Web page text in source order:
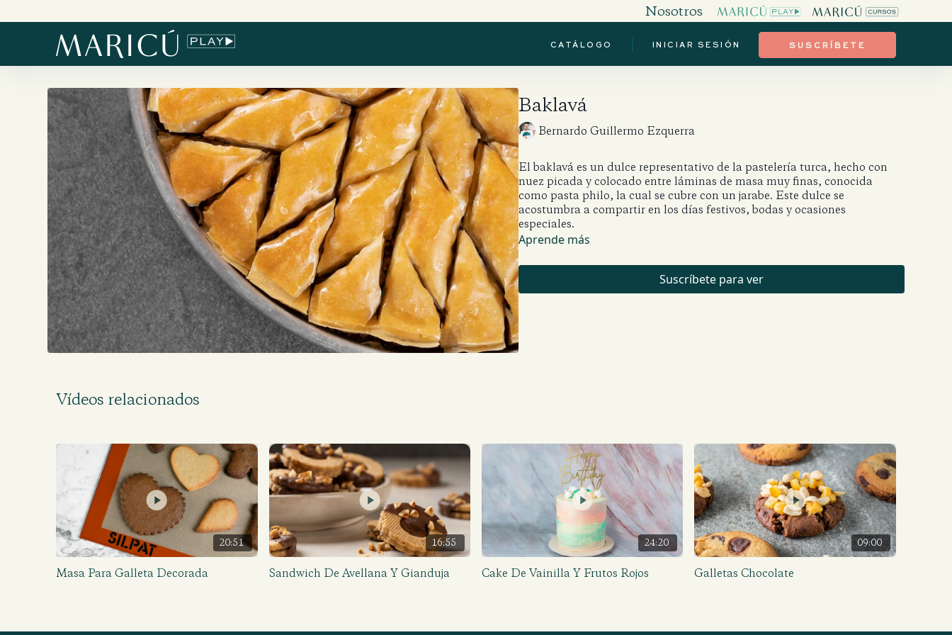
Nosotros
CATÁLOGO INICIAR SESIÓN SUSCRÍBETE
Baklavá
Bernardo Guillermo Ezquerra
El baklavá es un dulce representativo de la pastelería turca, hecho con
nuez picada y colocado entre láminas de masa muy finas, conocida
como pasta philo, la cual se cubre con un jarabe. Este dulce se
acostumbra a compartir en los días festivos, bodas y ocasiones
especiales.
Aprende más
Suscríbete para ver
Vídeos relacionados
20:51
Masa Para Galleta Decorada
16:55
Sandwich De Avellana Y Gianduja
24:20
Cake De Vainilla Y Frutos Rojos
09:00
Galletas Chocolate